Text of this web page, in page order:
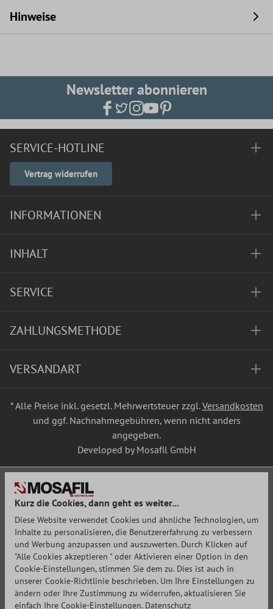
Hinweise
Newsletter abonnieren
SERVICE-HOTLINE
Vertrag widerrufen
INFORMATIONEN
INHALT
SERVICE
ZAHLUNGSMETHODE
VERSANDART
* Alle Preise inkl. gesetzl. Mehrwertsteuer zzgl.Versandkosten
und ggf. Nachnahmegebühren, wenn nicht anders
angegeben.
Developed by Mosafil GmbH
Kurz die Cookies, dann geht es weiter...
Diese Website verwendet Cookies und ähnliche Technologien, um
Inhalte zu personalisieren, die Benutzererfahrung zu verbessern
und Werbung anzupassen und auszuwerten. Durch Klicken auf
"Alle Cookies akzeptieren " oder Aktivieren einer Option in den
Cookie-Einstellungen, stimmen Sie dem zu. Dies ist auch in
unserer Cookie-Richtlinie beschrieben. Um Ihre Einstellungen zu
ändern oder Ihre Zustimmung zu widerrufen, aktualisieren Sie
einfach Ihre Cookie-Einstellungen. Datenschutz